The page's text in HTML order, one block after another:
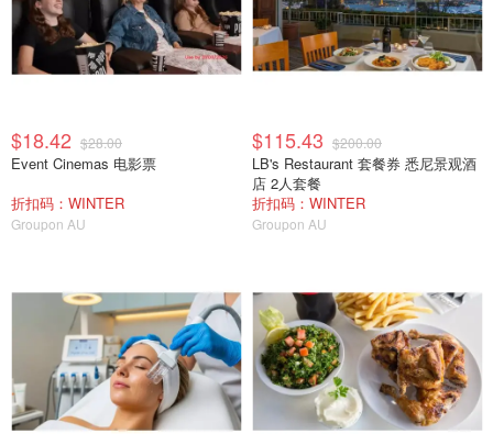
$18.42 $28.00
Event Cinemas 电影票
折扣码：WINTER
Groupon AU
$115.43 $200.00
LB's Restaurant 套餐券 悉尼景观酒
店 2人套餐
折扣码：WINTER
Groupon AU